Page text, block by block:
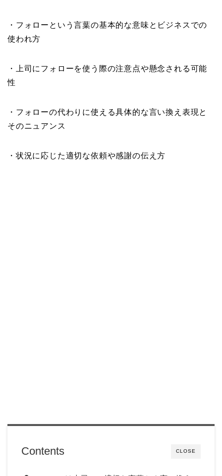
・フォローという言葉の基本的な意味とビジネスでの
使われ方
・上司にフォローを使う際の注意点や懸念される可能
性
・フォローの代わりに使える具体的な言い換え表現と
そのニュアンス
・状況に応じた適切な依頼や感謝の伝え方
CLOSE
Contents